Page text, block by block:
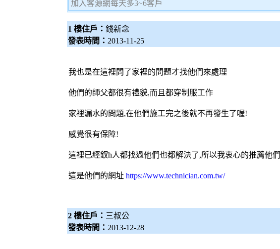
加入客源網每天多3~6客戶
1 樓住戶： 錢新念
發表時間： 2013-11-25
我也是在這裡問了家裡的問題才找他們來處理
他們的師父都很有禮貌,而且都穿制服工作
家裡漏水的問題,在他們施工完之後就不再發生了喔!
感覺很有保障!
這裡已經釵h人都找過他們也都解決了,所以我衷心的推薦他們
這是他們的網址 https://www.technician.com.tw/
2 樓住戶： 三叔公
發表時間： 2013-12-28